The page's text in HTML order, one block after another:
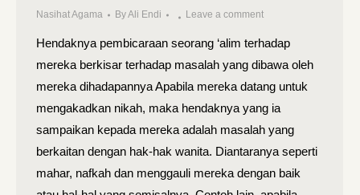
Nasihat Agama ByAli Endi Leave a comment
Hendaknya pembicaraan seorang ‘alim terhadap
mereka berkisar terhadap masalah yang dibawa oleh
mereka dihadapannya Apabila mereka datang untuk
mengakadkan nikah, maka hendaknya yang ia
sampaikan kepada mereka adalah masalah yang
berkaitan dengan hak-hak wanita. Diantaranya seperti
mahar, nafkah dan menggauli mereka dengan baik